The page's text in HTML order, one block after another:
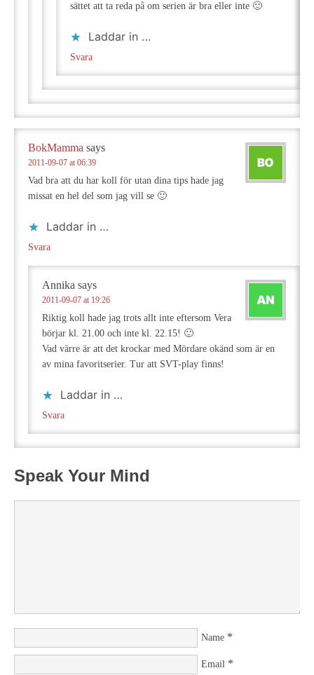
sättet att ta reda på om serien är bra eller inte 🙂
Laddar in …
Svara
BokMamma says
2011-09-07 at 06:39
Vad bra att du har koll för utan dina tips hade jag
missat en hel del som jag vill se 🙂
Laddar in …
Svara
Annika says
2011-09-07 at 19:26
Riktig koll hade jag trots allt inte eftersom Vera
börjar kl. 21.00 och inte kl. 22.15! 🙂
Vad värre är att det krockar med Mördare okänd som är en
av mina favoritserier. Tur att SVT-play finns!
Laddar in …
Svara
Speak Your Mind
Name *
Email *